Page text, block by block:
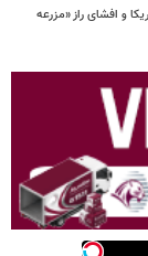
و افشای راز «مزرعه